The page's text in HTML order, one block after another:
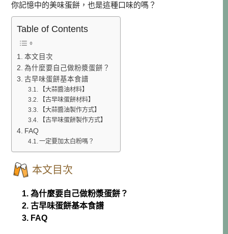
你記憶中的美味蛋餅，也是這種口味的嗎？
Table of Contents
本文目次
為什麼要自己做粉漿蛋餅？
古早味蛋餅基本食譜
【大蒜醬油材料】
【古早味蛋餅材料】
【大蒜醬油製作方式】
【古早味蛋餅製作方式】
FAQ
一定要加太白粉嗎？
本文目次
1. 為什麼要自己做粉漿蛋餅？
2. 古早味蛋餅基本食譜
3. FAQ